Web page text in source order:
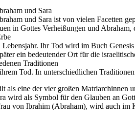
und Sara
und Sara ist von vielen Facetten
in Gottes Verheißungen und
Lebensjahr. Ihr Tod wird im Buch
ein bedeutender Ort für die
Traditionen
Tod. In unterschiedlichen
als eine der vier großen Matriarchinnen
wird als Symbol für den Glauben an
von Ibrahim (Abraham), wird auch im